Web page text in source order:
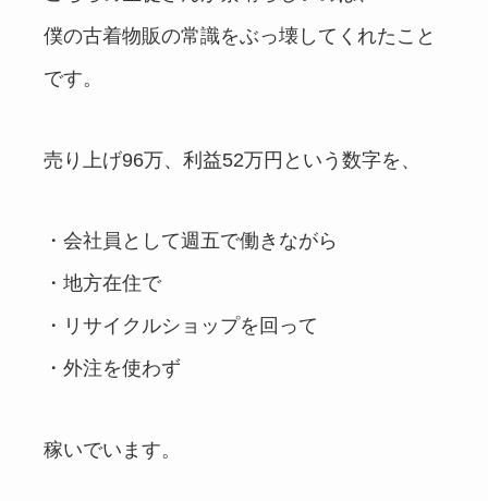
僕の古着物販の常識をぶっ壊してくれたこと
です。
売り上げ96万、利益52万円という数字を、
・会社員として週五で働きながら
・地方在住で
・リサイクルショップを回って
・外注を使わず
稼いでいます。